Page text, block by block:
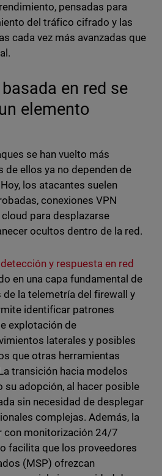
pensadas para
del tráfico cifrado y las
cada vez más avanzadas que
en red se
elemento
se han vuelto más
ellos ya no dependen de
los atacantes suelen
conexiones VPN
para desplazarse
ocultos dentro de la red.
detección y respuesta en red
en una capa fundamental de
de la telemetría del firewall y
identificar patrones
explotación de
laterales y posibles
que otras herramientas
transición hacia modelos
adopción, al hacer posible
sin necesidad de desplegar
complejas. Además, la
con monitorización 24/7
facilita que los proveedores
(MSP) ofrezcan